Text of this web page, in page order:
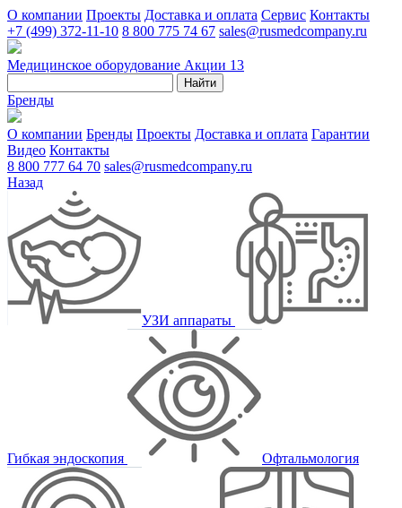
О компании Проекты Доставка и оплата Сервис Контакты
+7 (499) 372-11-10 8 800 775 74 67 sales@rusmedcompany.ru
Медицинское оборудование Акции 13
Найти
Бренды
О компании Бренды Проекты Доставка и оплата Гарантии
Видео Контакты
8 800 777 64 70 sales@rusmedcompany.ru
Назад
УЗИ аппараты
Гибкая эндоскопия Офтальмология